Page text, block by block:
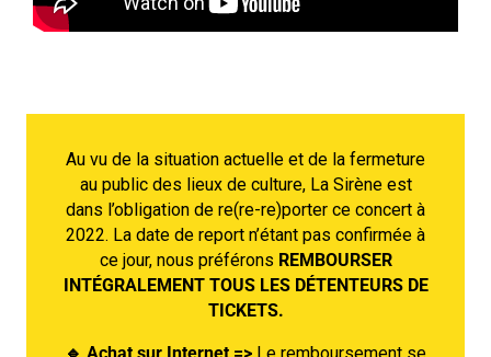
Au vu de la situation actuelle et de la fermeture
au public des lieux de culture, La Sirène est
dans l’obligation de re(re-re)porter ce concert à
2022. La date de report n’étant pas confirmée à
ce jour, nous préférons REMBOURSER
INTÉGRALEMENT TOUS LES DÉTENTEURS DE
TICKETS.